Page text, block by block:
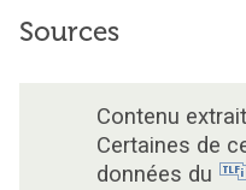
Sources
Contenu
Certaines de
données du